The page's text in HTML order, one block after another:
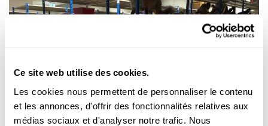
Ce site web utilise des cookies.
Les cookies nous permettent de personnaliser le contenu
et les annonces, d'offrir des fonctionnalités relatives aux
médias sociaux et d'analyser notre trafic. Nous